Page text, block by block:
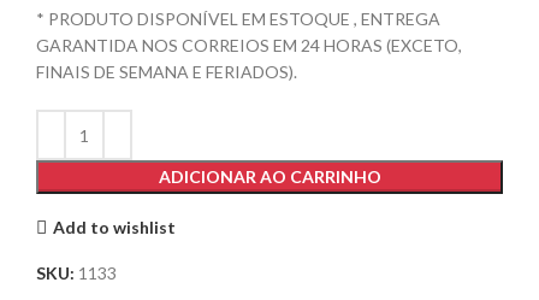
* PRODUTO DISPONÍVEL EM ESTOQUE , ENTREGA
GARANTIDA NOS CORREIOS EM 24 HORAS (EXCETO,
FINAIS DE SEMANA E FERIADOS).
ADICIONAR AO CARRINHO
Add to wishlist
SKU: 1133